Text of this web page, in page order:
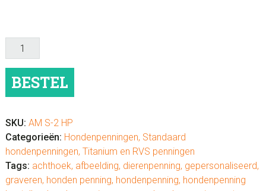
Hondenpenning
graveren
aantal
BESTEL
SKU: AM S-2 HP
Categorieën: Hondenpenningen, Standaard
hondenpenningen, Titanium en RVS penningen
Tags: achthoek, afbeelding, dierenpenning, gepersonaliseerd,
graveren, honden penning, hondenpenning, hondenpenning